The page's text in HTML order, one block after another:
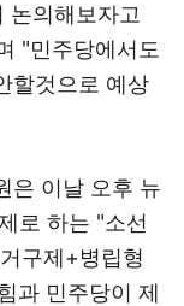
논의해보자고
"민주당에서도
할것으로 예상
은 이날 오후 뉴
로 하는 "소선
구제+병립형
과 민주당이 제